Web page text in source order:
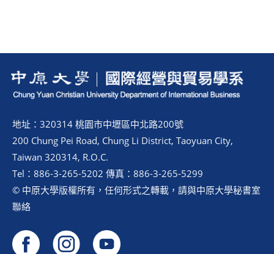
地址：320314 桃園市中壢區中北路200號
200 Chung Pei Road, Chung Li District, Taoyuan City,
Taiwan 320314, R.O.C.
Tel：886-3-265-5202 傳真：886-3-265-5299
© 中原大學版權所有，任何形式之轉載，請與中原大學秘書室
聯絡